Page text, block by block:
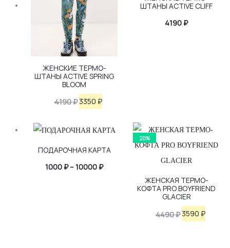
ЖЕНСКИЕ ТЕРМО-
ШТАНЫ ACTIVE SPRING
BLOOM
4190₽ Первоначальная
составляла
4190 ₽.
3350 ₽Текущая
3350 ₽.
ШТАНЫ ACTIVE CLIFF
4190 ₽
ПОДАРОЧНАЯ КАРТА
1000 ₽–10000 ₽Диапазон
20%
ЖЕНСКАЯ ТЕРМО-
КОФТА PRO BOYFRIEND
GLACIER
4490₽ 3590 ₽